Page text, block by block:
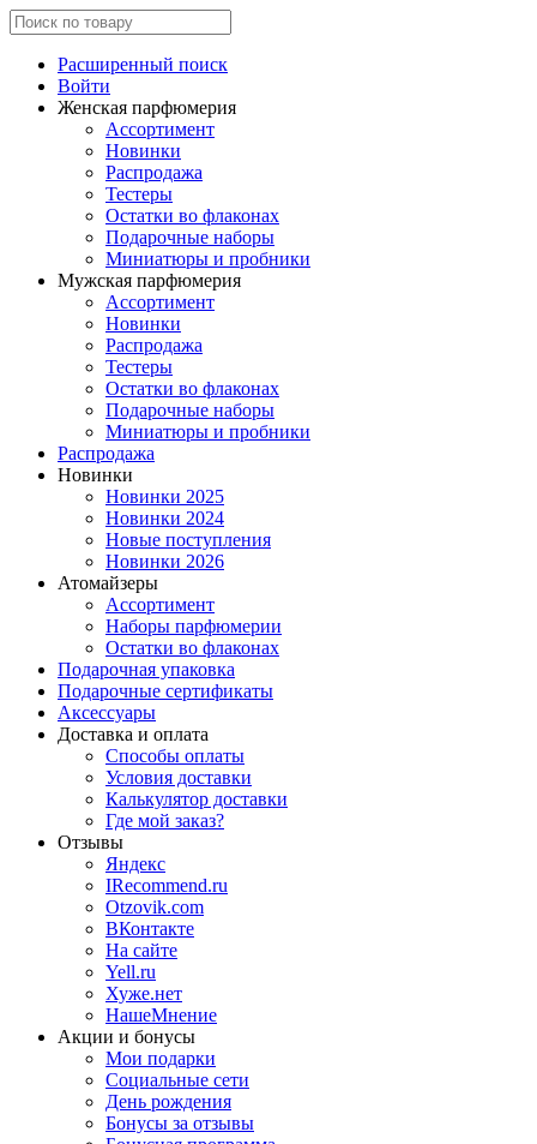
Расширенный поиск
Войти
Женская парфюмерия
Ассортимент
Новинки
Распродажа
Тестеры
Остатки во флаконах
Подарочные наборы
Миниатюры и пробники
Мужская парфюмерия
Ассортимент
Новинки
Распродажа
Тестеры
Остатки во флаконах
Подарочные наборы
Миниатюры и пробники
Распродажа
Новинки
Новинки 2025
Новинки 2024
Новые поступления
Новинки 2026
Атомайзеры
Ассортимент
Наборы парфюмерии
Остатки во флаконах
Подарочная упаковка
Подарочные сертификаты
Аксессуары
Доставка и оплата
Способы оплаты
Условия доставки
Калькулятор доставки
Где мой заказ?
Отзывы
Яндекс
IRecommend.ru
Otzovik.com
ВКонтакте
На сайте
Yell.ru
Хуже.нет
НашеМнение
Акции и бонусы
Мои подарки
Социальные сети
День рождения
Бонусы за отзывы